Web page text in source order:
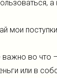
мои
важно во что
или в